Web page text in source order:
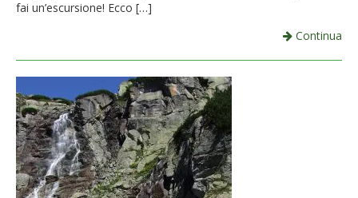
fai un’escursione! Ecco […]
Continua